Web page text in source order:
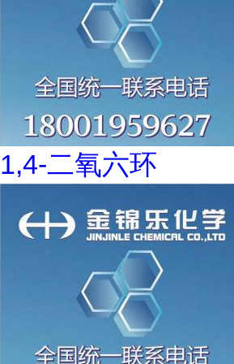
1,4-二氧六环